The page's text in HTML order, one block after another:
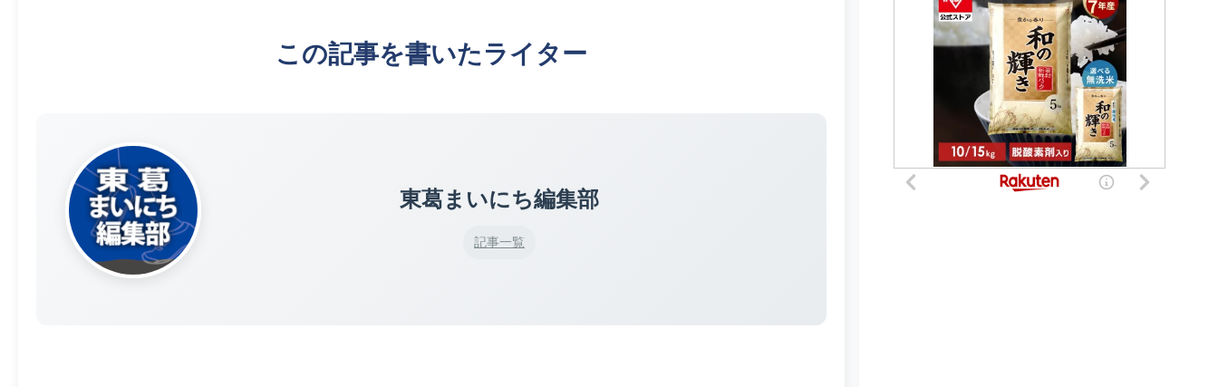
この記事を書いたライター
東葛まいにち編集部
記事一覧